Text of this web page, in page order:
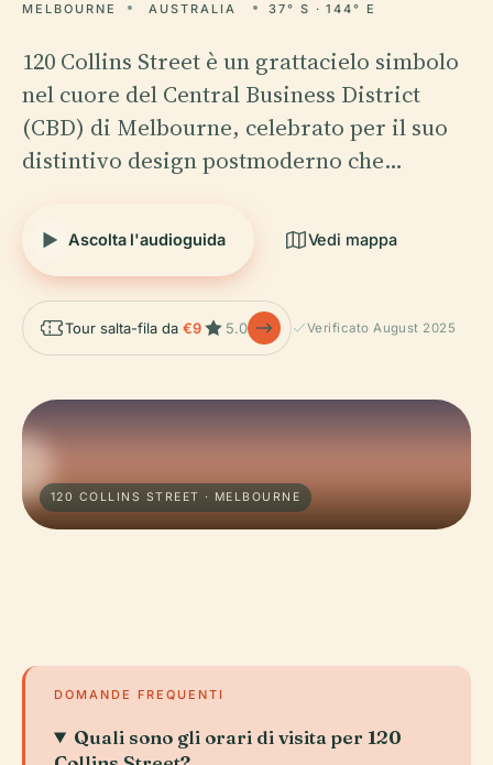
MELBOURNE AUSTRALIA 37° S · 144° E
120 Collins Street è un grattacielo simbolo
nel cuore del Central Business District
(CBD) di Melbourne, celebrato per il suo
distintivo design postmoderno che…
Ascolta l'audioguida Vedi mappa
Tour salta-fila da €9 5.0 Verificato August 2025
120 COLLINS STREET · MELBOURNE
DOMANDE FREQUENTI
Quali sono gli orari di visita per 120